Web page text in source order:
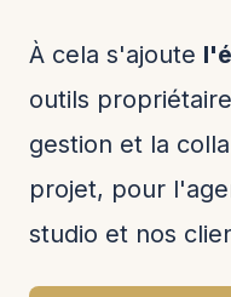
À cela s'ajoute
outils
gestion et la
projet, pour
studio et nos